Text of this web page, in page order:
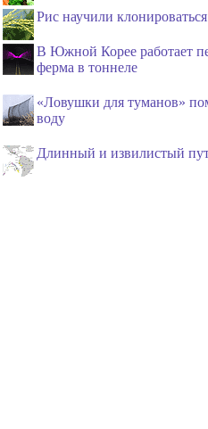
Рис научили
В Южной Корее работает
ферма в тоннеле
«Ловушки для туманов»
воду
Длинный и извилистый